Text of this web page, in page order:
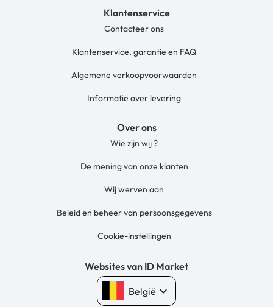
Klantenservice
Contacteer ons
Klantenservice, garantie en FAQ
Algemene verkoopvoorwaarden
Informatie over levering
Over ons
Wie zijn wij ?
De mening van onze klanten
Wij werven aan
Beleid en beheer van persoonsgegevens
Cookie-instellingen
Websites van ID Market
België keyboard_arrow_down